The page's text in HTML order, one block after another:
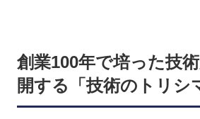
創業100年で培った技
開する「技術のトリシ